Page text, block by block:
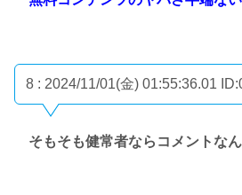
8 : 2024/11/01(金) 01:55:36.01
そもそも健常者ならコメントな